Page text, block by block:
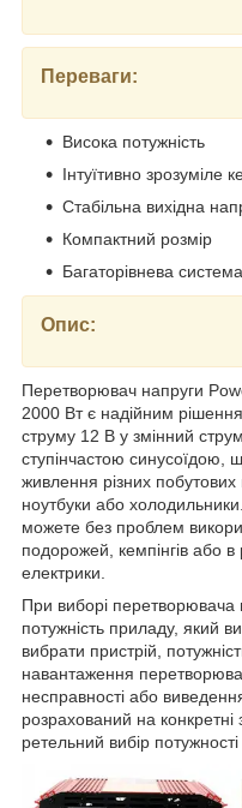
Переваги:
Висока потужність
Інтуїтивно зрозуміле
Стабільна вихідна
Компактний розмір
Багаторівнева
Опис:
Перетворювач напруги
2000 Вт є надійним
струму 12 В у змінний
ступінчастою синусоїдою,
живлення різних побутових
ноутбуки або
можете без проблем
подорожей, кемпінгів або в
електрики.
При виборі перетворювача
потужність приладу, який
вибрати пристрій,
навантаження
несправності або
розрахований на
ретельний вибір